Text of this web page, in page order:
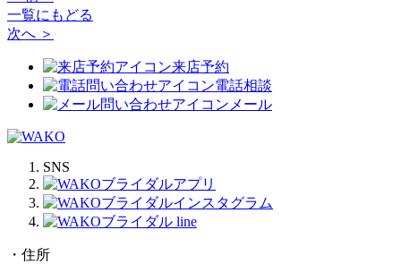
一覧にもどる
次へ ＞
来店予約
電話相談
メール
SNS
・住所